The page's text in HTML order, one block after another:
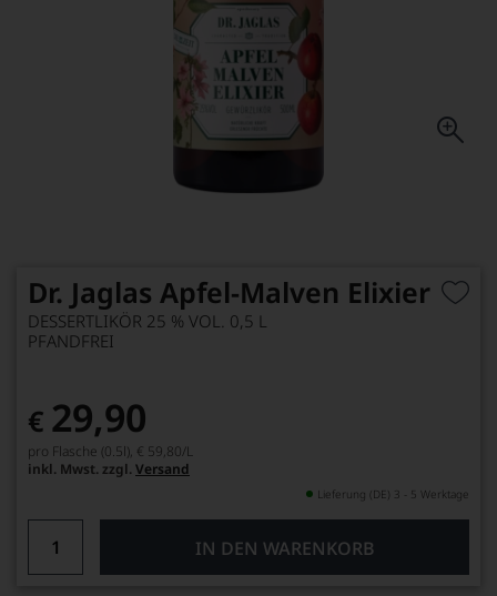
Dr. Jaglas Apfel-Malven Elixier
DESSERTLIKÖR 25 % VOL. 0,5 L
PFANDFREI
€ 29,90
pro Flasche (0.5l), € 59,80/L
inkl. Mwst. zzgl. Versand
Lieferung (DE) 3 - 5 Werktage
IN DEN WARENKORB